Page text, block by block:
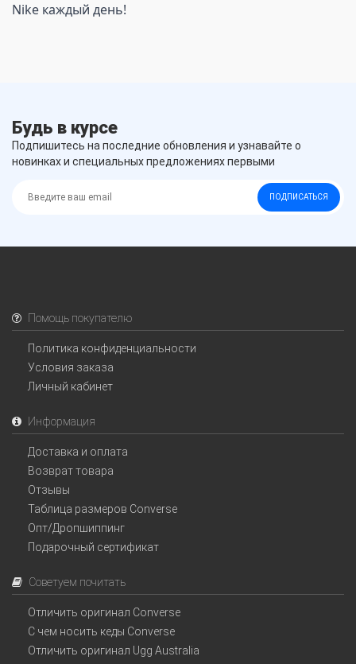
Nike каждый день!
Будь в курсе
Подпишитесь на последние обновления и узнавайте о
новинках и специальных предложениях первыми
ПОДПИСАТЬСЯ
Помощь покупателю
Политика конфиденциальности
Условия заказа
Личный кабинет
Информация
Доставка и оплата
Возврат товара
Отзывы
Таблица размеров Converse
Опт/Дропшиппинг
Подарочный сертификат
Советуем почитать
Отличить оригинал Converse
С чем носить кеды Converse
Отличить оригинал Ugg Australia